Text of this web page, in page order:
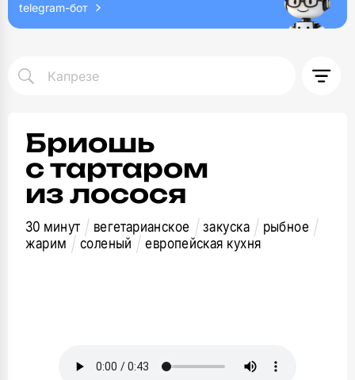
telegram-бот
Бриошь
с тартаром
из лосося
30 минут вегетарианское закуска
рыбное
жарим
соленый европейская кухня